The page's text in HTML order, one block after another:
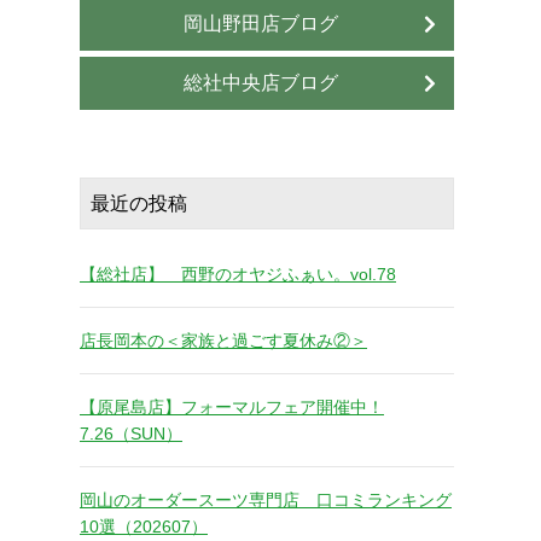
岡山野田店ブログ
総社中央店ブログ
最近の投稿
【総社店】 西野のオヤジふぁい。vol.78
店長岡本の＜家族と過ごす夏休み②＞
【原尾島店】フォーマルフェア開催中！
7.26（SUN）
岡山のオーダースーツ専門店 口コミランキング
10選（202607）